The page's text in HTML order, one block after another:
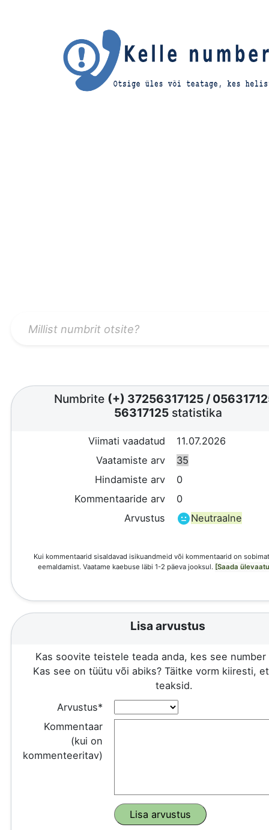
Numbrite (+) 37256317125 /
56317125statistika
Viimati vaadatud
11.07.2026
Vaatamiste arv
35
Hindamiste arv
0
Kommentaaride arv
0
Arvustus
Neutraalne
Kui kommentaarid sisaldavad isikuandmeid või kommentaarid on
eemaldamist. Vaatame kaebuse läbi 1-2 päeva jooksul. [Saada
Lisa arvustus
Kas soovite teistele teada anda, kes see number
Kas see on tüütu või abiks? Täitke vorm kiiresti,
teaksid.
Arvustus*
Kommentaar
(kui on
kommenteeritav)